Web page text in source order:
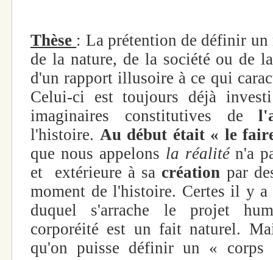
Thèse : La prétention de définir un
de la nature, de la société ou de
d'un rapport illusoire à ce qui
Celui-ci est toujours déjà
imaginaires constitutives de
l'histoire. Au début était « le
que nous appelons la réalitén'a
et extérieure à sa création par
moment de l'histoire. Certes il y
duquel s'arrache le projet
corporéité est un fait naturel.
qu'on puisse définir un «